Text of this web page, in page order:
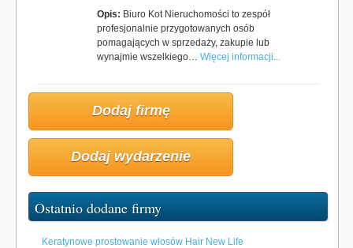
Opis: Biuro Kot Nieruchomości to zespół
profesjonalnie przygotowanych osób
pomagających w sprzedaży, zakupie lub
wynajmie wszelkiego… Więcej informacji...
Dodaj firmę
Dodaj wydarzenie
Ostatnio dodane firmy
Keratynowe prostowanie włosów Hair New Life